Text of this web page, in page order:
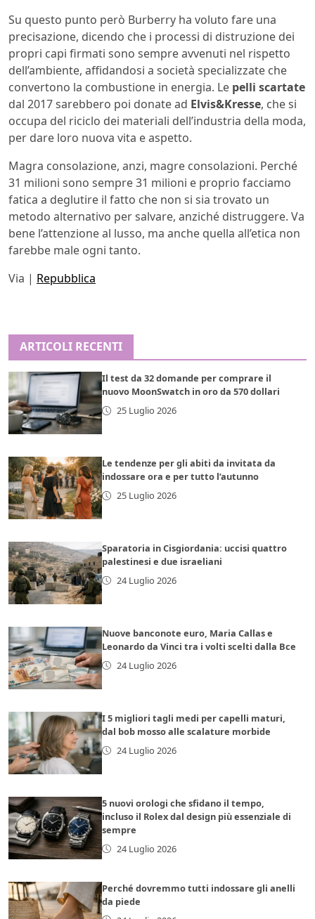
Su questo punto però Burberry ha voluto fare una
precisazione, dicendo che i processi di distruzione dei
propri capi firmati sono sempre avvenuti nel rispetto
dell’ambiente, affidandosi a società specializzate che
convertono la combustione in energia. Le pelli scartate
dal 2017 sarebbero poi donate ad Elvis&Kresse, che si
occupa del riciclo dei materiali dell’industria della moda,
per dare loro nuova vita e aspetto.
Magra consolazione, anzi, magre consolazioni. Perché
31 milioni sono sempre 31 milioni e proprio facciamo
fatica a deglutire il fatto che non si sia trovato un
metodo alternativo per salvare, anziché distruggere. Va
bene l’attenzione al lusso, ma anche quella all’etica non
farebbe male ogni tanto.
Via | Repubblica
ARTICOLI RECENTI
Il test da 32 domande per comprare il
nuovo MoonSwatch in oro da 570 dollari
25 Luglio 2026
Le tendenze per gli abiti da invitata da
indossare ora e per tutto l’autunno
25 Luglio 2026
Sparatoria in Cisgiordania: uccisi quattro
palestinesi e due israeliani
24 Luglio 2026
Nuove banconote euro, Maria Callas e
Leonardo da Vinci tra i volti scelti dalla Bce
24 Luglio 2026
I 5 migliori tagli medi per capelli maturi,
dal bob mosso alle scalature morbide
24 Luglio 2026
5 nuovi orologi che sfidano il tempo,
incluso il Rolex dal design più essenziale di
sempre
24 Luglio 2026
Perché dovremmo tutti indossare gli anelli
da piede